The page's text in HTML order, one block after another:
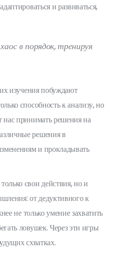
и развиваться,
в порядок, тренируя
изучения побуждают
способность к анализу, но
нас принимать решения на
решения в
и прокладывать
свои действия, но и
от дедуктивного к
не только умение захватить
ловушек. Через эти игры
схватках.